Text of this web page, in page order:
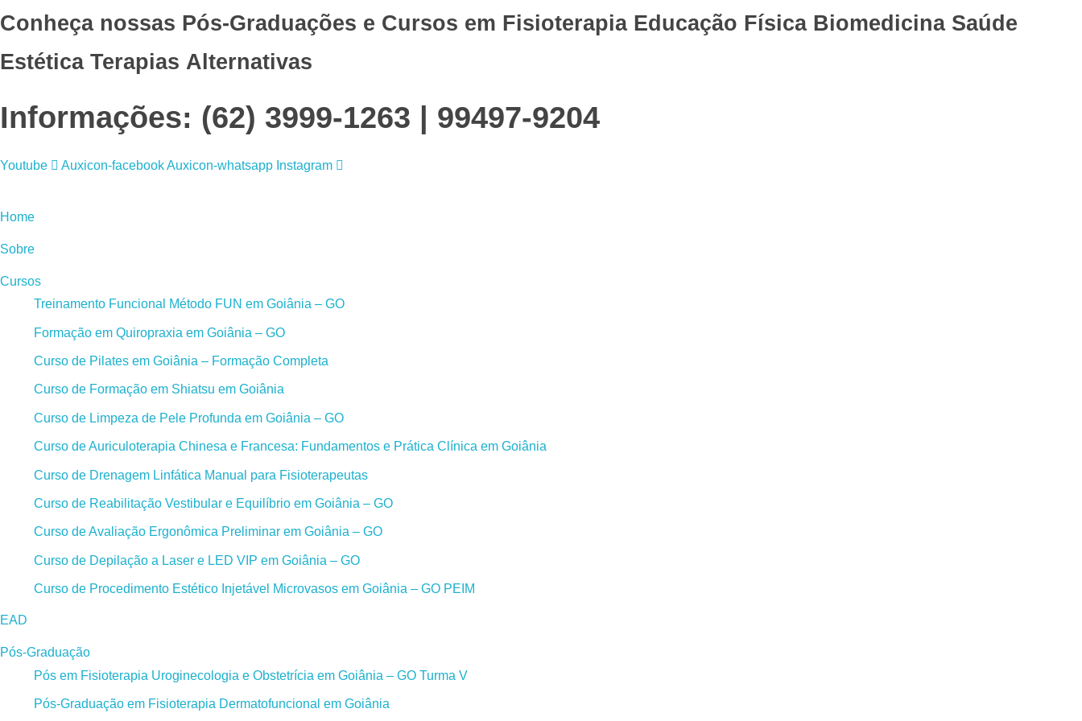
Conheça nossas Pós-Graduações e Cursos em Fisioterapia Educação Física Biomedicina Saúde
Estética Terapias Alternativas
Informações: (62) 3999-1263 | 99497-9204
Youtube Auxicon-facebookAuxicon-whatsapp Instagram
Home
Sobre
Cursos
Treinamento Funcional Método FUN em Goiânia – GO
Formação em Quiropraxia em Goiânia – GO
Curso de Pilates em Goiânia – Formação Completa
Curso de Formação em Shiatsu em Goiânia
Curso de Limpeza de Pele Profunda em Goiânia – GO
Curso de Auriculoterapia Chinesa e Francesa: Fundamentos e Prática Clínica em Goiânia
Curso de Drenagem Linfática Manual para Fisioterapeutas
Curso de Reabilitação Vestibular e Equilíbrio em Goiânia – GO
Curso de Avaliação Ergonômica Preliminar em Goiânia – GO
Curso de Depilação a Laser e LED VIP em Goiânia – GO
Curso de Procedimento Estético Injetável Microvasos em Goiânia – GO PEIM
EAD
Pós-Graduação
Pós em Fisioterapia Uroginecologia e Obstetrícia em Goiânia – GO Turma V
Pós-Graduação em Fisioterapia Dermatofuncional em Goiânia